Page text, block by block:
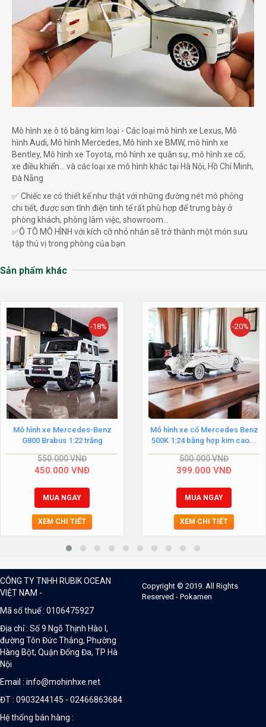
Mô hình xe ô tô bằng kim loại - Các loại mô hình xe Lexus, Mô
hình Audi, Mô hình Mercedes, Mô hình xe BMW, mô hình xe
Bentley, Mô hình xe Toyota, mô hình xe quân sự, mô hình xe cổ,
xe điều khiển... và các loại xe mô hình khác tại Hà Nội, Hồ Chí Minh,
Đà Nẵng
✅ Chiếc xe có thiết kế như thật với những đường nét mô phỏng
chi tiết, được sơn tĩnh điện tinh tế rất phù hợp để trưng bày ở
phòng khách, phòng làm việc, showroom...
✅Ô TÔ MÔ HÌNH với kích cỡ nhỏ nhắn sẽ trở thành một món sưu
tập thú vị trong phòng của bạn.
Sản phẩm khác
-18%
Mô hình xe Mercedes-Benz
G800 Brabus 1:22 trắng
550.000VNĐ
450.000 VNĐ
MUA NGAY
XEM CHI TIẾT
-20%
Mô hình xe cổ Mercedes Benz
500K 1:24 bằng hợp kim cao...
500.000VNĐ
399.000 VNĐ
MUA NGAY
XEM CHI TIẾT
CÔNG TY TNHH RUBIK OCEAN
VIỆT NAM -
Mã số thuế : 0106475927
Địa chỉ : Số 9 Ngõ Thịnh Hào I,
đường Tôn Đức Thắng, Phường
Hàng Bột, Quận Đống Đa, TP Hà
Nội
Email : info@mohinhxe.net
ĐT : 0903244145 - 02466863684
Hệ thống bán hàng :
Copyright © 2019. All Rights
Reserved - Pokamen